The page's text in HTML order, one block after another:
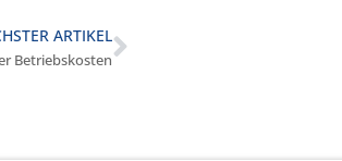
ARTIKEL
Betriebskosten